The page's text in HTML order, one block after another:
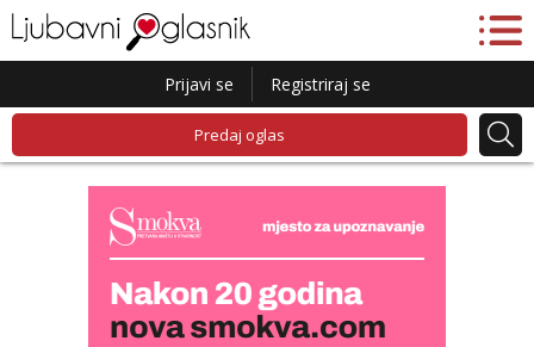
Prijavi se Registriraj se
Predaj oglas